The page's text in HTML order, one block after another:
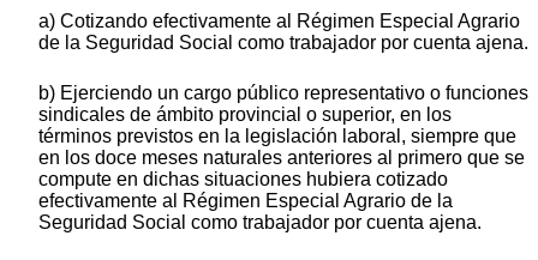
a) Cotizando efectivamente al Régimen Especial Agrario
de la Seguridad Social como trabajador por cuenta ajena.
b) Ejerciendo un cargo público representativo o funciones
sindicales de ámbito provincial o superior, en los
términos previstos en la legislación laboral, siempre que
en los doce meses naturales anteriores al primero que se
compute en dichas situaciones hubiera cotizado
efectivamente al Régimen Especial Agrario de la
Seguridad Social como trabajador por cuenta ajena.